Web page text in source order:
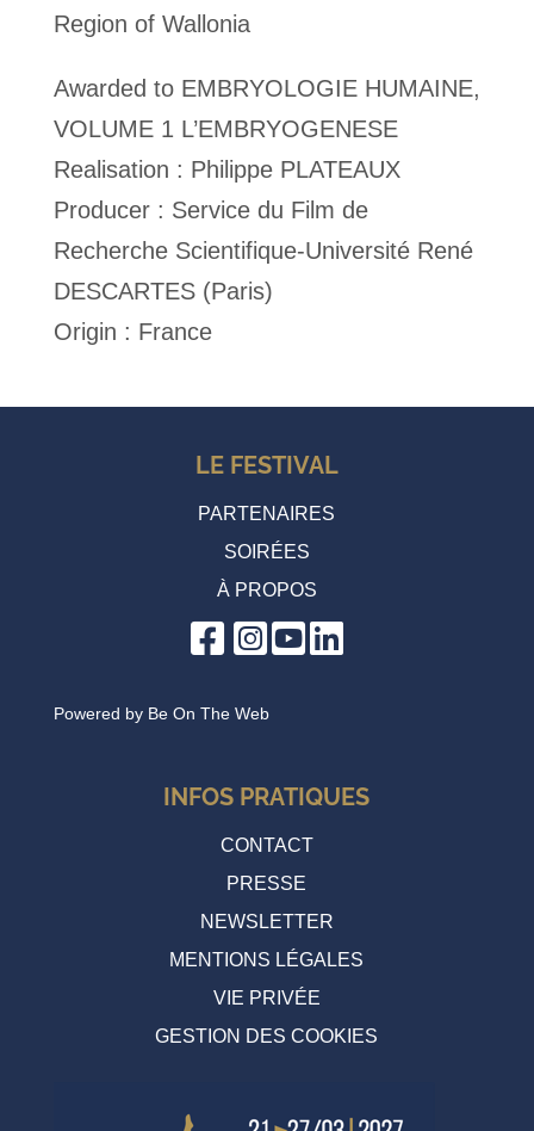
Region of Wallonia
Awarded to EMBRYOLOGIE HUMAINE,
VOLUME 1 L’EMBRYOGENESE
Realisation : Philippe PLATEAUX
Producer : Service du Film de
Recherche Scientifique-Université René
DESCARTES (Paris)
Origin : France
LE FESTIVAL
PARTENAIRES
SOIRÉES
À PROPOS
Powered by Be On The Web
INFOS PRATIQUES
CONTACT
PRESSE
NEWSLETTER
MENTIONS LÉGALES
VIE PRIVÉE
GESTION DES COOKIES